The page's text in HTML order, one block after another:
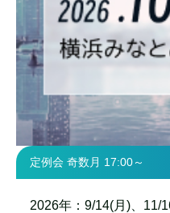
定例会 奇数月 17:00～
2026年：9/14(月)、11/